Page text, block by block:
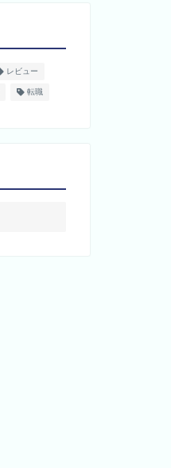
レビュー
転職